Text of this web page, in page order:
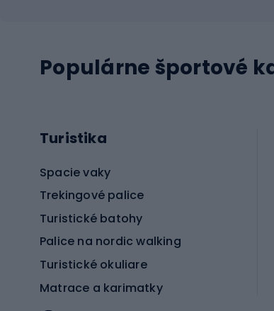
Populárne športové
Turistika
Spacie vaky
Trekingové palice
Turistické batohy
Palice na nordic walking
Turistické okuliare
Matrace a karimatky